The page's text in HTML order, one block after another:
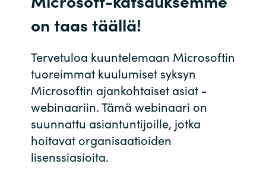
Bulgaria
Denmark
Estonia
Finland
Ura Crayonilla
Kumppanit
on taas täällä!
Tervetuloa kuuntelemaan Microsoftin
tuoreimmat kuulumiset syksyn
Microsoftin ajankohtaiset asiat -
webinaariin. Tämä webinaari on
suunnattu asiantuntijoille, jotka
hoitavat organisaatioiden
lisenssiasioita.